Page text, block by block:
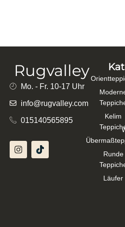
BAUMWOLLE,
Rugvalley
Mo. - Fr. 10-17 Uhr
info@rugvalley.com
015140565895
Kelim
Runde
Läufer